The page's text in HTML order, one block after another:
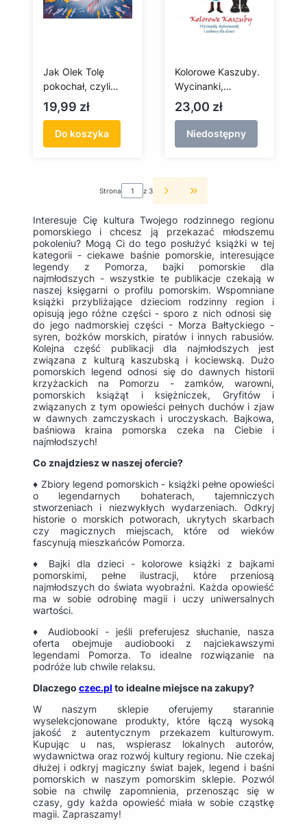
Jak Olek Tolę
pokochał, czyli
sandacze z
Kościelnego i
Wołczycy
Cena
19,99 zł
Do koszyka
Kolorowe Kaszuby.
Wycinanki,
kolorowanki i
zabawy dla dzieci
Cena
23,00 zł
Niedostępny
Strona z 3 Przejdź do ostatniej
Interesuje Cię kultura Twojego rodzinnego regionu
pomorskiego i chcesz ją przekazać młodszemu
pokoleniu? Mogą Ci do tego posłużyć książki w tej
kategorii - ciekawe baśnie pomorskie, interesujące
legendy z Pomorza, bajki pomorskie dla
najmłodszych - wszystkie te publikacje czekają w
naszej księgarni o profilu pomorskim. Wspomniane
książki przybliżające dzieciom rodzinny region i
opisują jego różne części - sporo z nich odnosi się
do jego nadmorskiej części - Morza Bałtyckiego -
syren, bożków morskich, piratów i innych rabusiów.
Kolejna część publikacji dla najmłodszych jest
związana z kulturą kaszubską i kociewską. Dużo
pomorskich legend odnosi się do dawnych historii
krzyżackich na Pomorzu - zamków, warowni,
pomorskich książąt i księżniczek, Gryfitów i
związanych z tym opowieści pełnych duchów i zjaw
w dawnych zamczyskach i uroczyskach. Bajkowa,
baśniowa kraina pomorska czeka na Ciebie i
najmłodszych!
Co znajdziesz w naszej ofercie?
♦ Zbiory legend pomorskich - książki pełne opowieści
o legendarnych bohaterach, tajemniczych
stworzeniach i niezwykłych wydarzeniach. Odkryj
historie o morskich potworach, ukrytych skarbach
czy magicznych miejscach, które od wieków
fascynują mieszkańców Pomorza.
♦ Bajki dla dzieci - kolorowe książki z bajkami
pomorskimi, pełne ilustracji, które przeniosą
najmłodszych do świata wyobraźni. Każda opowieść
ma w sobie odrobinę magii i uczy uniwersalnych
wartości.
♦ Audiobooki - jeśli preferujesz słuchanie, nasza
oferta obejmuje audiobooki z najciekawszymi
legendami Pomorza. To idealne rozwiązanie na
podróże lub chwile relaksu.
Dlaczego czec.pl to idealne miejsce na zakupy?
W naszym sklepie oferujemy starannie
wyselekcjonowane produkty, które łączą wysoką
jakość z autentycznym przekazem kulturowym.
Kupując u nas, wspierasz lokalnych autorów,
wydawnictwa oraz rozwój kultury regionu. Nie czekaj
dłużej i odkryj magiczny świat bajek, legend i baśni
pomorskich w naszym pomorskim sklepie. Pozwól
sobie na chwilę zapomnienia, przenosząc się w
czasy, gdy każda opowieść miała w sobie cząstkę
magii. Zapraszamy!